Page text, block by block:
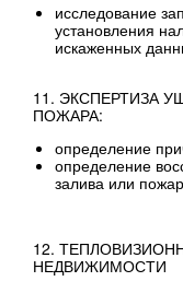
исследование
установления
искаженных
11. ЭКСПЕРТИЗА
ПОЖАРА:
определение
определение
залива или
12.
НЕДВИЖИМОСТИ